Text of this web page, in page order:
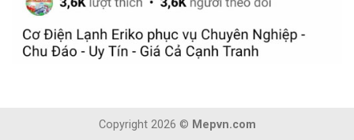
Copyright 2026 © Mepvn.com